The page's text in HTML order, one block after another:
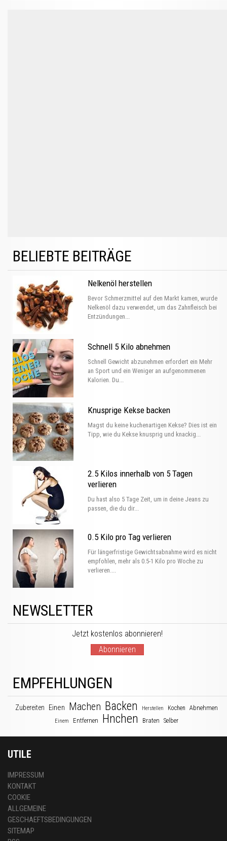
BELIEBTE BEITRÄGE
Nelkenöl herstellen
Bevor Schmerzmittel auf den Markt kamen, wurde
Nelkenöl dazu verwendet, um das Zahnfleisch bei
Entzündungen...
Schnell 5 Kilo abnehmen
Schnell Gewicht abzunehmen erfordert ein Mehr
an Sport und ein Weniger an aufgenommenen
Kalorien. Du...
Knusprige Kekse backen
Magst du keine kuchenartigen Kekse? Dies ist ein
Tipp, wie du Kekse knusprig und knackig...
2.5 Kilos innerhalb von 5 Tagen
verlieren
Du hast also 5 Tage Zeit, um in deine Jeans zu
passen, die du dir...
0.5 Kilo pro Tag verlieren
Für längerfristige Gewichtsabnahme wird es nicht
empfohlen, mehr als 0.5-1 Kilo pro Woche zu
verlieren....
NEWSLETTER
Jetzt kostenlos abonnieren!
Abonnieren
EMPFEHLUNGEN
Zubereiten Einen Machen Backen Herstellen Kochen Abnehmen
Einem Entfernen Hnchen Braten Selber
UTILE
IMPRESSUM
KONTAKT
COOKIE
ALLGEMEINE
GESCHAEFTSBEDINGUNGEN
SITEMAP